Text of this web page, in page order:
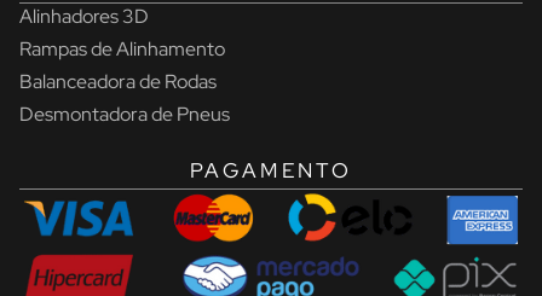
Alinhadores 3D
Rampas de Alinhamento
Balanceadora de Rodas
Desmontadora de Pneus
PAGAMENTO